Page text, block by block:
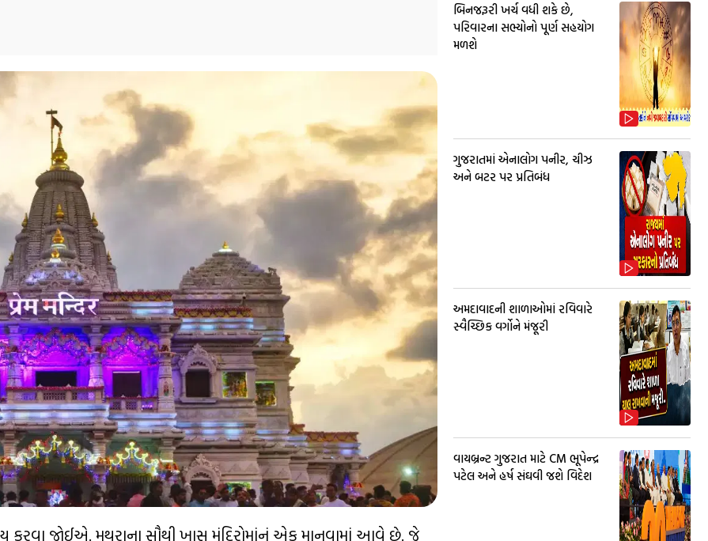
કરવા જોઈએ. મથુરાના સૌથી ખાસ મંદિરોમાંનું એક માનવામાં આવે છે. જે
બિનજરૂરી ખર્ચ વધી શકે છે,
પરિવારના સભ્યોનો પૂર્ણ સહયોગ
મળશે
ગુજરાતમાં એનાલોગ પનીર, ચીઝ
અને બટર પર પ્રતિબંધ
અમદાવાદની શાળાઓમાં રવિવારે
સ્વૈચ્છિક વર્ગોને મંજૂરી
વાયબ્રન્ટ ગુજરાત માટે CM ભૂપેન્દ્ર
પટેલ અને હર્ષ સંઘવી જશે વિદેશ